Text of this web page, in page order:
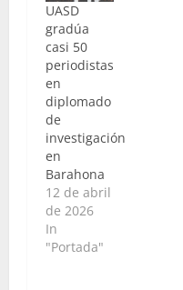
UASD
gradúa
casi 50
periodistas
en
diplomado
de
investigación
en
Barahona
12 de abril
de 2026
In
"Portada"